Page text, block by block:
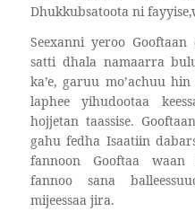
Dhukkubsatoota ni
Seexanni yeroo Gooftaan
satti dhala namaarra
ka’e, garuu mo’achuu
laphee yihudootaa
hojjetan taassise.
gahu fedha Isaatiin
fannoon Gooftaa
fannoo sana
mijeessaa jira.